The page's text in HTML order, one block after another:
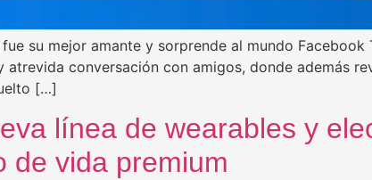
su mejor amante y sorprende al mundo Facebook
atrevida conversación con amigos, donde además
[…]
línea de wearables y
de vida premium